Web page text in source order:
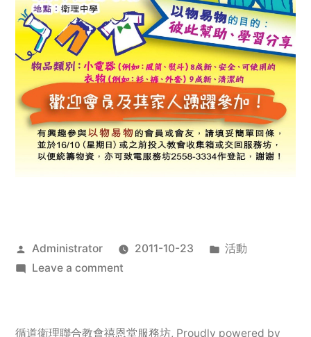
Posted
by
Administrator 2011-10-23
Posted
活動
Leave a commenton
服
循道衛理聯合教會禧恩堂服務坊, Proudly powered by